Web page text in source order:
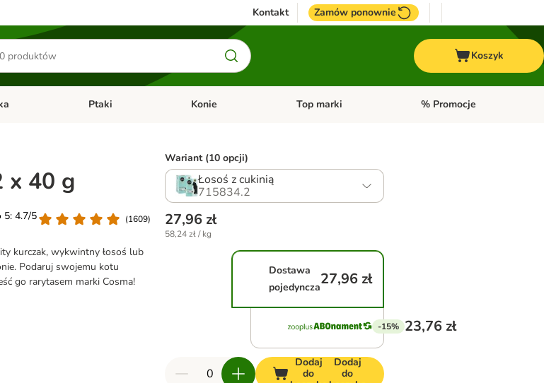
Kontakt Zamów ponownie
Koszyk
Małe zwierzętaOtwórz menu kategorii: Akwarystyka
Ptaki Otwórz menu kategorii: Ptaki
Konie Otwórz menu kategorii: Konie
Top marki Otwórz menu kategorii: Top
% Promocje
x 40 g
5: 4.7/5
(1609)
kurczak, wykwintny łosoś lub
Podaruj swojemu kotu
go rarytasem marki Cosma!
Wariant (10 opcji)
Łosoś z cukinią
715834.2
27,96 zł
58,24 zł / kg
Dostawa
pojedyncza27,96 zł
-15% 23,76 zł
Dodaj
do
Dodaj
do